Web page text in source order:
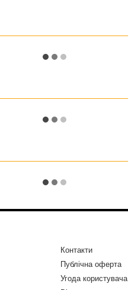
Контакти
Публічна оферта
Угода користувача